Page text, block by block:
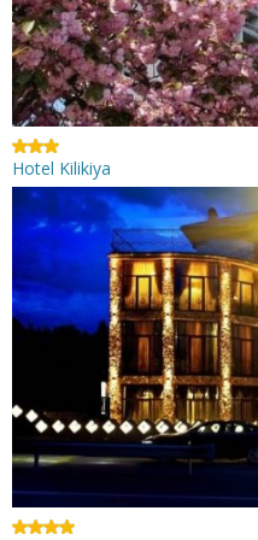
Hotel Kilikiya